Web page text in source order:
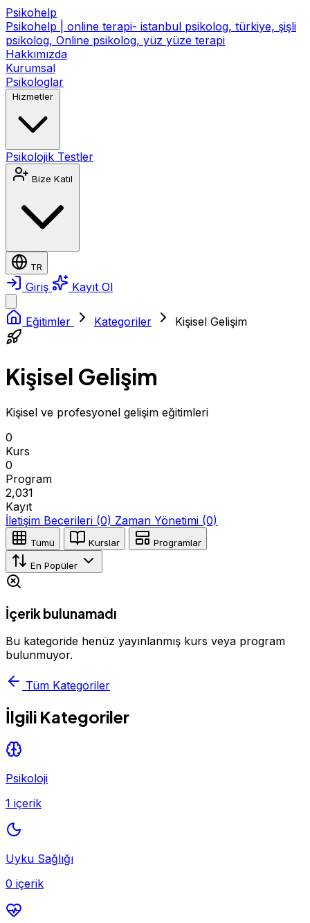
Psikohelp
Psikohelp | online terapi- istanbul psikolog, türkiye, şişli
psikolog, Online psikolog, yüz yüze terapi
Hakkımızda
Kurumsal
Psikologlar
Hizmetler
Psikolojik Testler
Bize Katıl
TR
Giriş Kayıt Ol
Eğitimler Kategoriler Kişisel Gelişim
Kişisel Gelişim
Kişisel ve profesyonel gelişim eğitimleri
0
Kurs
0
Program
2,031
Kayıt
İletişim Becerileri (0) Zaman Yönetimi (0)
Tümü Kurslar Programlar
En Popüler
İçerik bulunamadı
Bu kategoride henüz yayınlanmış kurs veya program
bulunmuyor.
Tüm Kategoriler
İlgili Kategoriler
Psikoloji
1 içerik
Uyku Sağlığı
0 içerik